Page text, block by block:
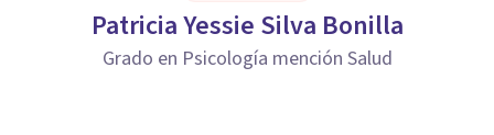
Patricia Yessie Silva Bonilla
Grado en Psicología mención Salud